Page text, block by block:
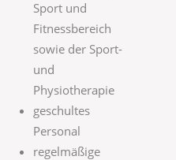
Sport und
Fitness­bereich
sowie der Sport-
und
Physiotherapie
geschultes
Personal
regelmäßige